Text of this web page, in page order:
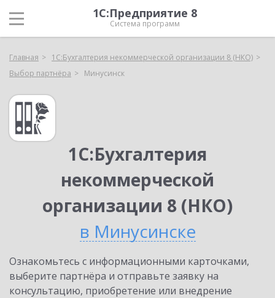
1С:Предприятие 8
Система программ
Главная
1С:Бухгалтерия некоммерческой организации 8 (НКО)
Выбор партнёра
Минусинск
1С:Бухгалтерия
некоммерческой
организации 8 (НКО)
в Минусинске
Ознакомьтесь с информационными карточками,
выберите партнёра и отправьте заявку на
консультацию, приобретение или внедрение